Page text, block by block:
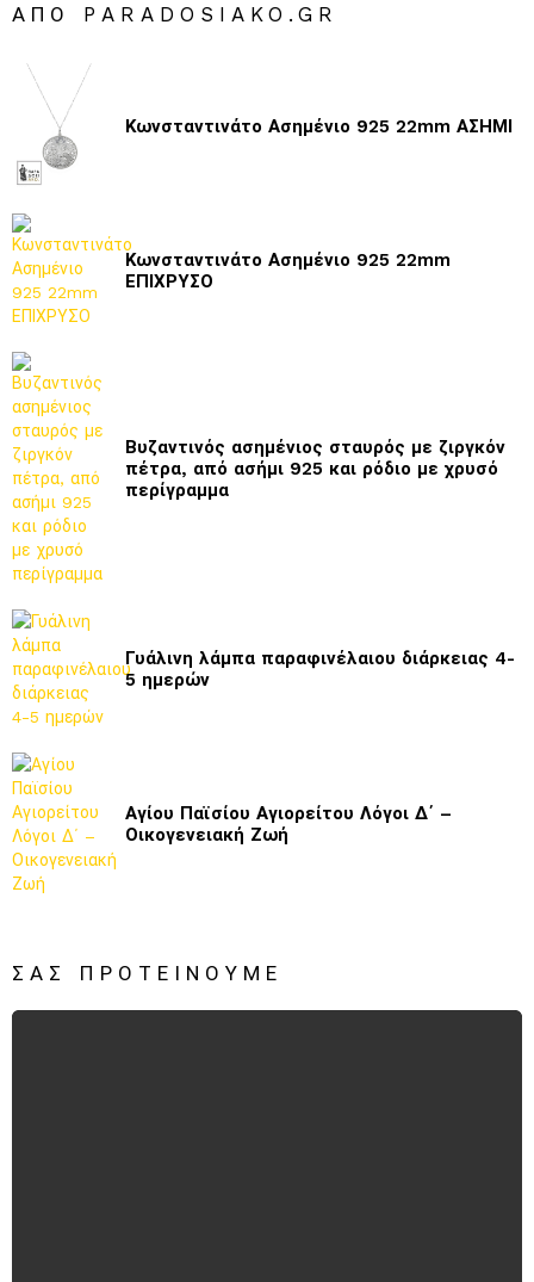
ΑΠΌ PARADOSIAKO.GR
Κωνσταντινάτο Ασημένιο 925 22mm ΑΣΗΜΙ
Κωνσταντινάτο Ασημένιο 925 22mm
ΕΠΙΧΡΥΣΟ
Βυζαντινός ασημένιος σταυρός με ζιργκόν
πέτρα, από ασήμι 925 και ρόδιο με χρυσό
περίγραμμα
Γυάλινη λάμπα παραφινέλαιου διάρκειας 4-
5 ημερών
Αγίου Παϊσίου Αγιορείτου Λόγοι Δ΄ –
Οικογενειακή Ζωή
ΣΑΣ ΠΡΟΤΕΊΝΟΥΜΕ